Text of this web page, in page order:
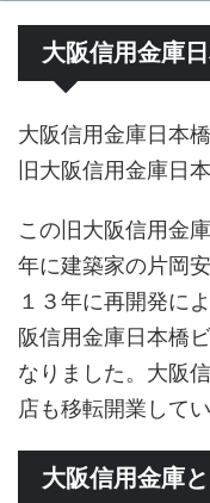
大阪信用金庫
大阪信用金庫日本
旧大阪信用金庫日
この旧大阪信用金
年に建築家の片岡
１３年に再開発に
阪信用金庫日本橋
なりました。大阪
店も移転開業してい
大阪信用金庫